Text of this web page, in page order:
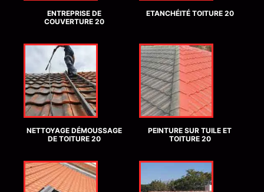
ENTREPRISE DE
COUVERTURE 20
ETANCHÉITÉ TOITURE 20
NETTOYAGE DÉMOUSSAGE
DE TOITURE 20
PEINTURE SUR TUILE ET
TOITURE 20